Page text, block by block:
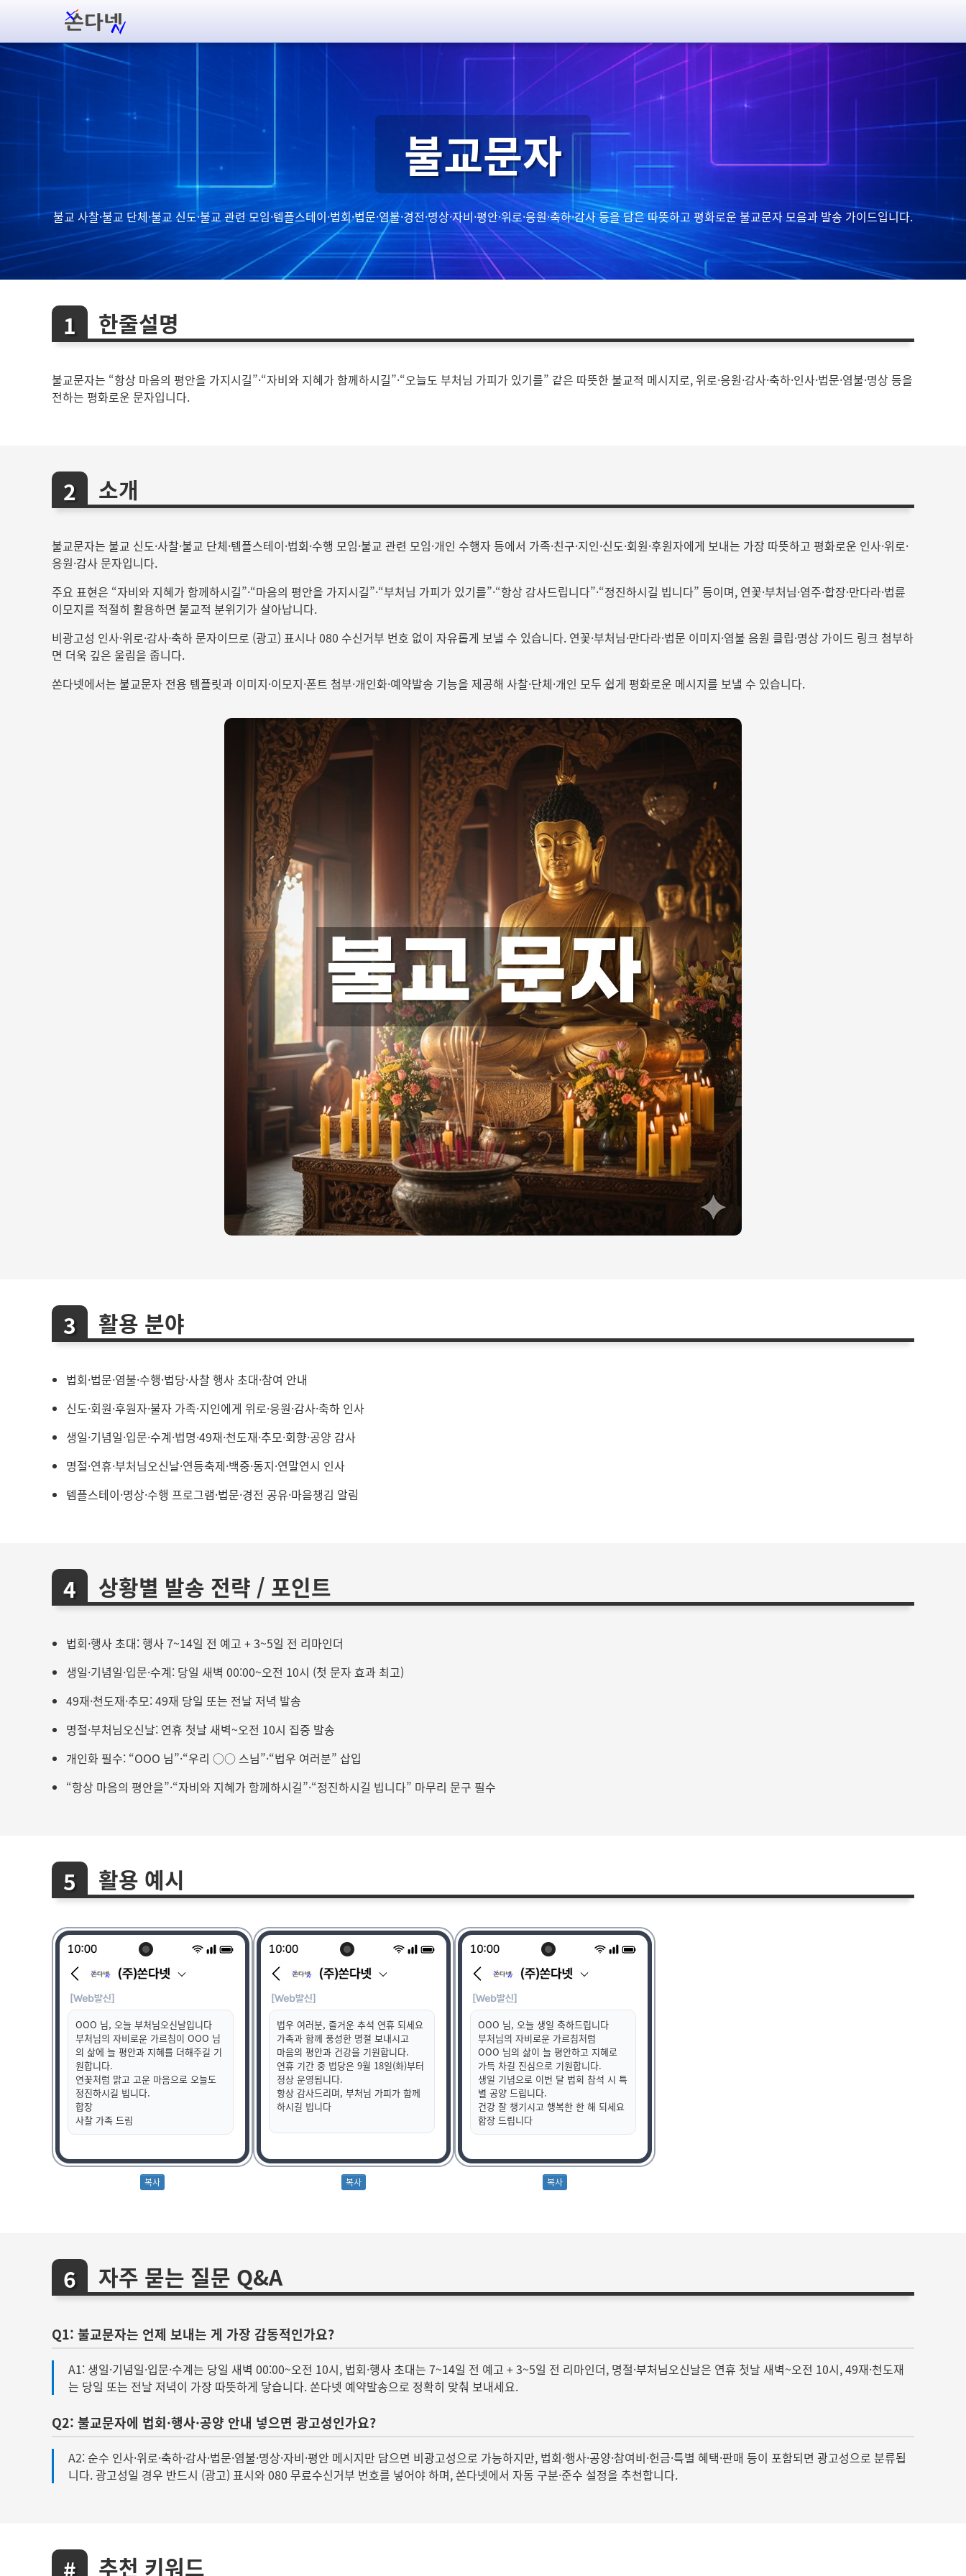
불교문자
불교 사찰·불교 단체·불교 신도·불교 관련 모임·템플스테이·법회·법문·염불·경전·명상·자비·평안·위로·응원·축하·감사 등을 담은 따뜻하고 평화로운 불교문자 모음과 발송 가이드입니다.
한줄설명
불교문자는 “항상 마음의 평안을 가지시길”·“자비와 지혜가 함께하시길”·“오늘도 부처님 가피가 있기를” 같은 따뜻한 불교적 메시지로, 위로·응원·감사·축하·인사·법문·염불·명상 등을
전하는 평화로운 문자입니다.
소개
불교문자는 불교 신도·사찰·불교 단체·템플스테이·법회·수행 모임·불교 관련 모임·개인 수행자 등에서 가족·친구·지인·신도·회원·후원자에게 보내는 가장 따뜻하고 평화로운 인사·위로·
응원·감사 문자입니다.
주요 표현은 “자비와 지혜가 함께하시길”·“마음의 평안을 가지시길”·“부처님 가피가 있기를”·“항상 감사드립니다”·“정진하시길 빕니다” 등이며, 연꽃·부처님·염주·합장·만다라·법륜
이모지를 적절히 활용하면 불교적 분위기가 살아납니다.
비광고성 인사·위로·감사·축하 문자이므로 (광고) 표시나 080 수신거부 번호 없이 자유롭게 보낼 수 있습니다. 연꽃·부처님·만다라·법문 이미지·염불 음원 클립·명상 가이드 링크 첨부하
면 더욱 깊은 울림을 줍니다.
쏜다넷에서는 불교문자 전용 템플릿과 이미지·이모지·폰트 첨부·개인화·예약발송 기능을 제공해 사찰·단체·개인 모두 쉽게 평화로운 메시지를 보낼 수 있습니다.
활용 분야
법회·법문·염불·수행·법당·사찰 행사 초대·참여 안내
신도·회원·후원자·불자 가족·지인에게 위로·응원·감사·축하 인사
생일·기념일·입문·수계·법명·49재·천도재·추모·회향·공양 감사
명절·연휴·부처님오신날·연등축제·백중·동지·연말연시 인사
템플스테이·명상·수행 프로그램·법문·경전 공유·마음챙김 알림
상황별 발송 전략 / 포인트
법회·행사 초대: 행사 7~14일 전 예고 + 3~5일 전 리마인더
생일·기념일·입문·수계: 당일 새벽 00:00~오전 10시 (첫 문자 효과 최고)
49재·천도재·추모: 49재 당일 또는 전날 저녁 발송
명절·부처님오신날: 연휴 첫날 새벽~오전 10시 집중 발송
개인화 필수: “OOO 님”·“우리 ○○ 스님”·“법우 여러분” 삽입
“항상 마음의 평안을”·“자비와 지혜가 함께하시길”·“정진하시길 빕니다” 마무리 문구 필수
활용 예시
OOO 님, 오늘 부처님오신날입니다
부처님의 자비로운 가르침이 OOO 님
의 삶에 늘 평안과 지혜를 더해주길 기
원합니다.
연꽃처럼 맑고 고운 마음으로 오늘도
정진하시길 빕니다.
합장
사찰 가족 드림
법우 여러분, 즐거운 추석 연휴 되세요
가족과 함께 풍성한 명절 보내시고
마음의 평안과 건강을 기원합니다.
연휴 기간 중 법당은 9월 18일(화)부터
정상 운영됩니다.
항상 감사드리며, 부처님 가피가 함께
하시길 빕니다
OOO 님, 오늘 생일 축하드립니다
부처님의 자비로운 가르침처럼
OOO 님의 삶이 늘 평안하고 지혜로
가득 차길 진심으로 기원합니다.
생일 기념으로 이번 달 법회 참석 시 특
별 공양 드립니다.
건강 잘 챙기시고 행복한 한 해 되세요
합장 드립니다
자주 묻는 질문 Q&A
Q1: 불교문자는 언제 보내는 게 가장 감동적인가요?
A1: 생일·기념일·입문·수계는 당일 새벽 00:00~오전 10시, 법회·행사 초대는 7~14일 전 예고 + 3~5일 전 리마인더, 명절·부처님오신날은 연휴 첫날 새벽~오전 10시, 49재·천도재
는 당일 또는 전날 저녁이 가장 따뜻하게 닿습니다. 쏜다넷 예약발송으로 정확히 맞춰 보내세요.
Q2: 불교문자에 법회·행사·공양 안내 넣으면 광고성인가요?
A2: 순수 인사·위로·축하·감사·법문·염불·명상·자비·평안 메시지만 담으면 비광고성으로 가능하지만, 법회·행사·공양·참여비·헌금·특별 혜택·판매 등이 포함되면 광고성으로 분류됩
니다. 광고성일 경우 반드시 (광고) 표시와 080 무료수신거부 번호를 넣어야 하며, 쏜다넷에서 자동 구분·준수 설정을 추천합니다.
추천 키워드